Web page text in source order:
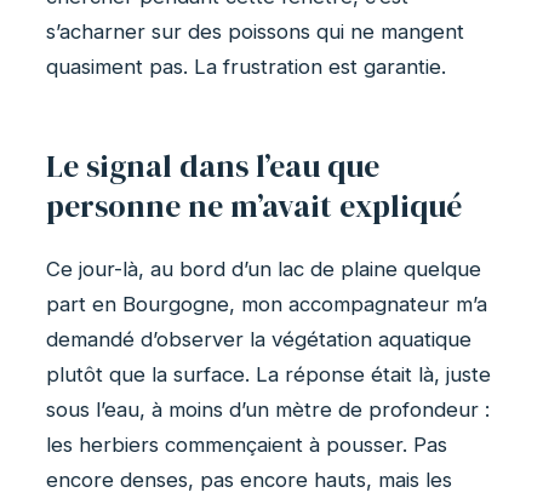
s’acharner sur des poissons qui ne mangent
quasiment pas. La frustration est garantie.
Le signal dans l’eau que
personne ne m’avait expliqué
Ce jour-là, au bord d’un lac de plaine quelque
part en Bourgogne, mon accompagnateur m’a
demandé d’observer la végétation aquatique
plutôt que la surface. La réponse était là, juste
sous l’eau, à moins d’un mètre de profondeur :
les herbiers commençaient à pousser. Pas
encore denses, pas encore hauts, mais les